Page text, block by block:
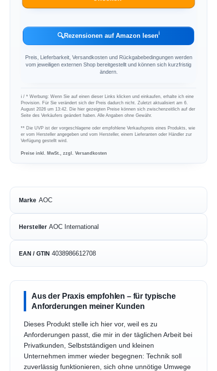
🔍Rezensionen auf Amazon lesenℹ︎
Preis, Lieferbarkeit, Versandkosten und Rückgabebedingungen werden
vom jeweiligen externen Shop bereitgestellt und können sich kurzfristig
ändern.
ℹ︎ / * Werbung: Wenn Sie auf einen dieser Links klicken und einkaufen, erhalte ich eine
Provision. Für Sie verändert sich der Preis dadurch nicht. Zuletzt aktualisiert am 6.
August 2026 um 13:42. Die hier gezeigten Preise können sich zwischenzeitlich auf der
Seite des Verkäufers geändert haben. Alle Angaben ohne Gewähr.
** Die UVP ist der vorgeschlagene oder empfohlene Verkaufspreis eines Produkts, wie
er vom Hersteller angegeben und vom Hersteller, einem Lieferanten oder Händler zur
Verfügung gestellt wird.
Preise inkl. MwSt., zzgl. Versandkosten
Marke AOC
Hersteller AOC International
EAN / GTIN 4038986612708
Aus der Praxis empfohlen – für typische
Anforderungen meiner Kunden
Dieses Produkt stelle ich hier vor, weil es zu
Anforderungen passt, die mir in der täglichen Arbeit bei
Privatkunden, Selbstständigen und kleinen
Unternehmen immer wieder begegnen: Technik soll
zuverlässig funktionieren, sich ohne unnötige Umwege